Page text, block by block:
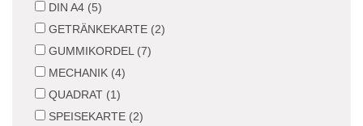
DIN A4 (5)
GETRÄNKEKARTE (2)
GUMMIKORDEL (7)
MECHANIK (4)
QUADRAT (1)
SPEISEKARTE (2)